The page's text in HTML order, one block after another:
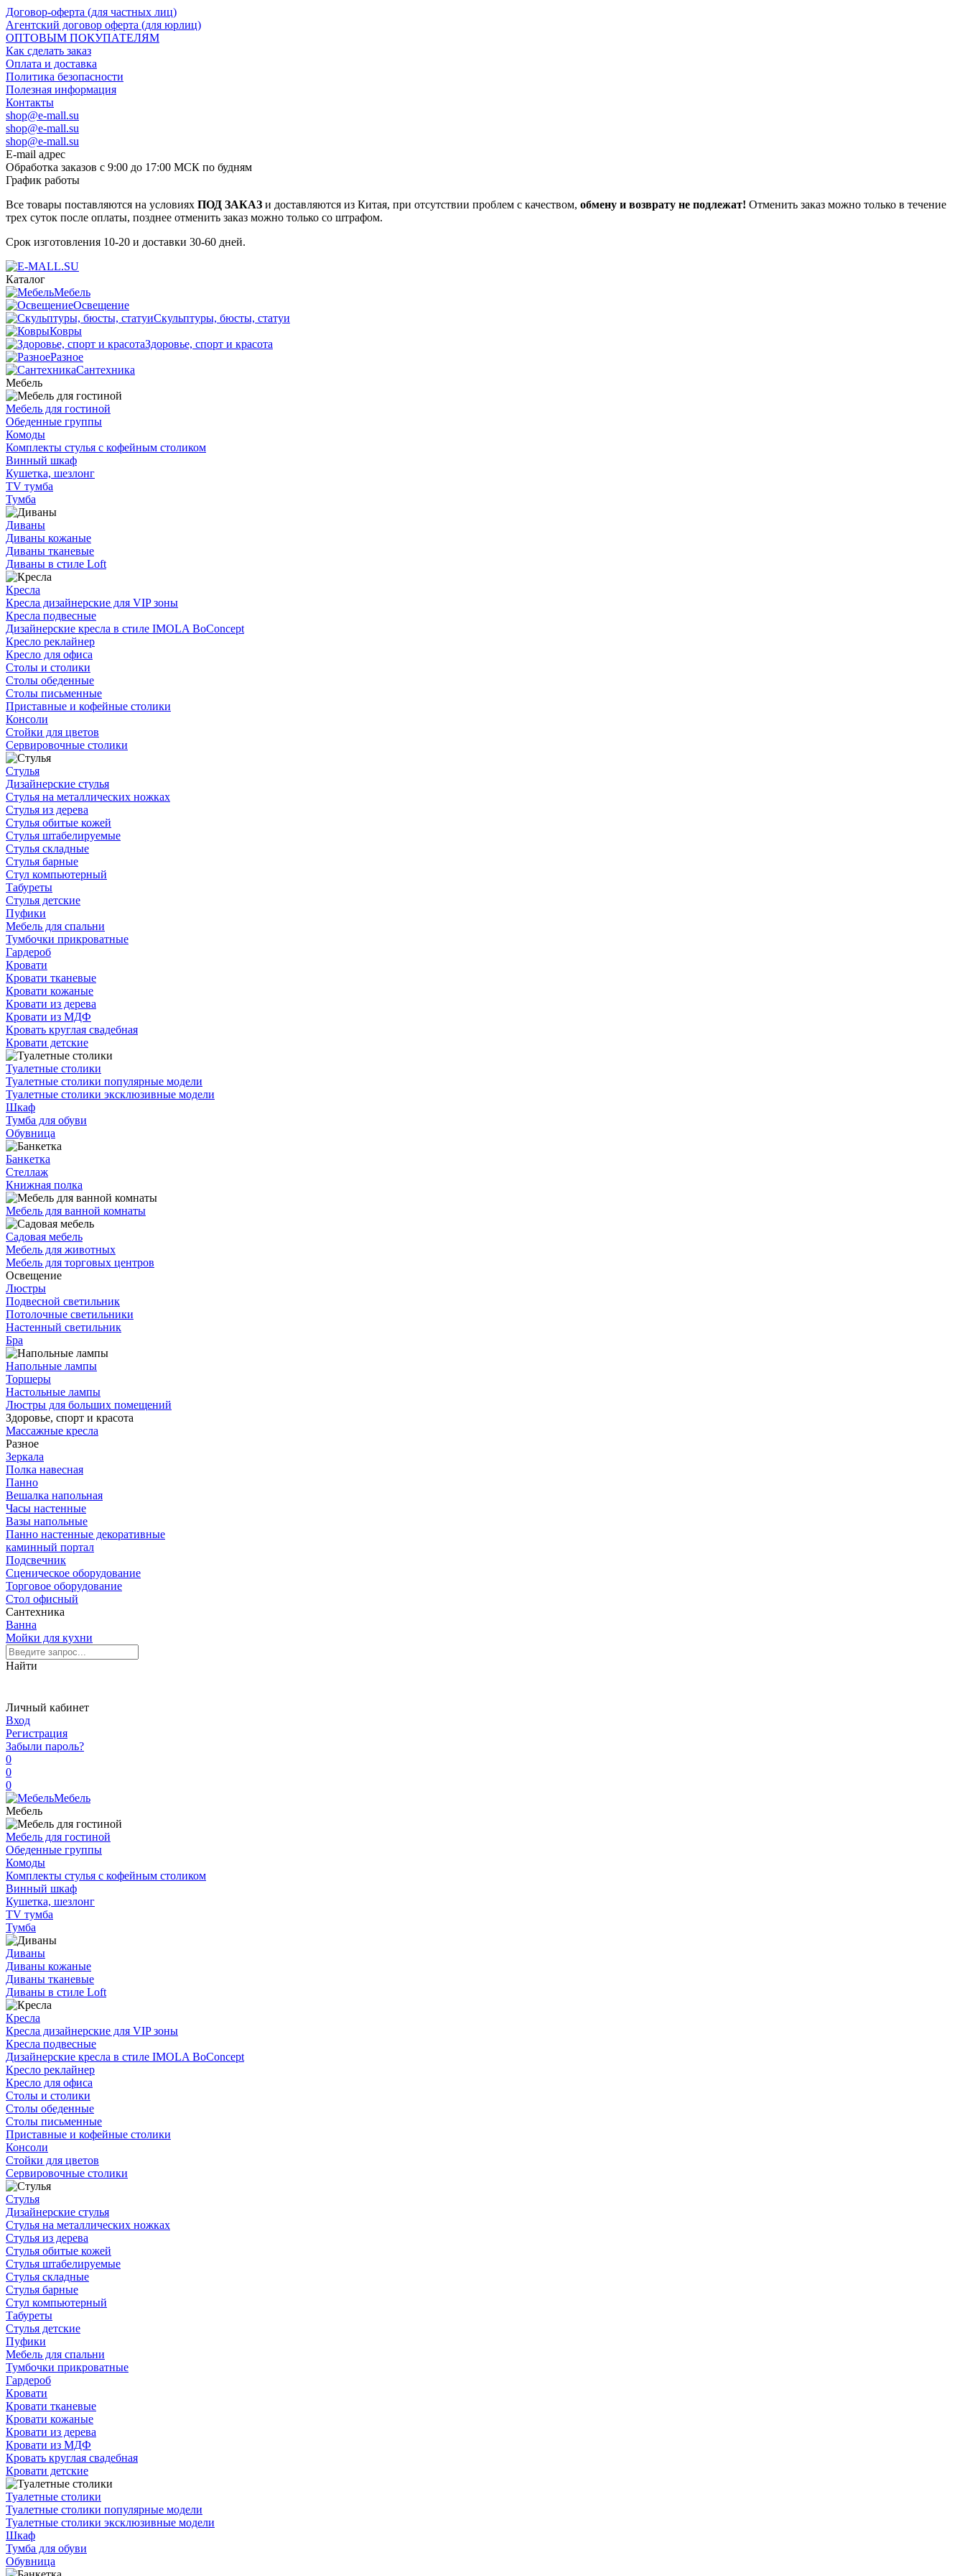
Договор-оферта (для частных лиц)
Агентский договор оферта (для юрлиц)
ОПТОВЫМ ПОКУПАТЕЛЯМ
Как сделать заказ
Оплата и доставка
Политика безопасности
Полезная информация
Контакты
shop@e-mall.su
shop@e-mall.su
shop@e-mall.su
E-mail адрес
Обработка заказов с 9:00 до 17:00 МСК по будням
График работы
Все товары поставляются на условиях ПОД ЗАКАЗ и доставляются из Китая, при отсутствии проблем с качеством, обмену и возврату не подлежат! Отменить заказ можно только в течение
трех суток после оплаты, позднее отменить заказ можно только со штрафом.
Срок изготовления 10-20 и доставки 30-60 дней.
Каталог
Мебель
Освещение
Скульптуры, бюсты, статуи
Ковры
Здоровье, спорт и красота
Разное
Сантехника
Мебель
Мебель для гостиной
Обеденные группы
Комоды
Комплекты стулья с кофейным столиком
Винный шкаф
Кушетка, шезлонг
TV тумба
Тумба
Диваны
Диваны кожаные
Диваны тканевые
Диваны в стиле Loft
Кресла
Кресла дизайнерские для VIP зоны
Кресла подвесные
Дизайнерские кресла в стиле IMOLA BoConcept
Кресло реклайнер
Кресло для офиса
Столы и столики
Столы обеденные
Столы письменные
Приставные и кофейные столики
Консоли
Стойки для цветов
Сервировочные столики
Стулья
Дизайнерские стулья
Стулья на металлических ножках
Стулья из дерева
Стулья обитые кожей
Стулья штабелируемые
Стулья складные
Стулья барные
Стул компьютерный
Табуреты
Стулья детские
Пуфики
Мебель для спальни
Тумбочки прикроватные
Гардероб
Кровати
Кровати тканевые
Кровати кожаные
Кровати из дерева
Кровати из МДФ
Кровать круглая свадебная
Кровати детские
Туалетные столики
Туалетные столики популярные модели
Туалетные столики эксклюзивные модели
Шкаф
Тумба для обуви
Обувница
Банкетка
Стеллаж
Книжная полка
Мебель для ванной комнаты
Садовая мебель
Мебель для животных
Мебель для торговых центров
Освещение
Люстры
Подвесной светильник
Потолочные светильники
Настенный светильник
Бра
Напольные лампы
Торшеры
Настольные лампы
Люстры для больших помещений
Здоровье, спорт и красота
Массажные кресла
Разное
Зеркала
Полка навесная
Панно
Вешалка напольная
Часы настенные
Вазы напольные
Панно настенные декоративные
каминный портал
Подсвечник
Сценическое оборудование
Торговое оборудование
Стол офисный
Сантехника
Ванна
Мойки для кухни
Найти
Личный кабинет
Вход
Регистрация
Забыли пароль?
0
0
0
Мебель
Мебель
Мебель для гостиной
Обеденные группы
Комоды
Комплекты стулья с кофейным столиком
Винный шкаф
Кушетка, шезлонг
TV тумба
Тумба
Диваны
Диваны кожаные
Диваны тканевые
Диваны в стиле Loft
Кресла
Кресла дизайнерские для VIP зоны
Кресла подвесные
Дизайнерские кресла в стиле IMOLA BoConcept
Кресло реклайнер
Кресло для офиса
Столы и столики
Столы обеденные
Столы письменные
Приставные и кофейные столики
Консоли
Стойки для цветов
Сервировочные столики
Стулья
Дизайнерские стулья
Стулья на металлических ножках
Стулья из дерева
Стулья обитые кожей
Стулья штабелируемые
Стулья складные
Стулья барные
Стул компьютерный
Табуреты
Стулья детские
Пуфики
Мебель для спальни
Тумбочки прикроватные
Гардероб
Кровати
Кровати тканевые
Кровати кожаные
Кровати из дерева
Кровати из МДФ
Кровать круглая свадебная
Кровати детские
Туалетные столики
Туалетные столики популярные модели
Туалетные столики эксклюзивные модели
Шкаф
Тумба для обуви
Обувница